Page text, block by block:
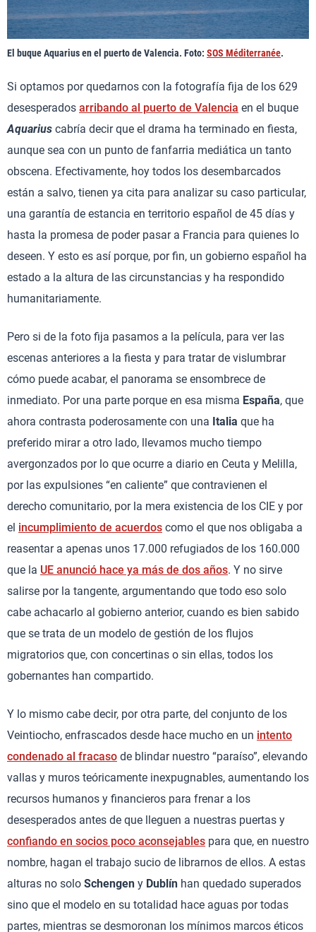
El buque Aquarius en el puerto de Valencia. Foto: SOS Méditerranée.
Si optamos por quedarnos con la fotografía fija de los 629
desesperados arribando al puerto de Valencia en el buque
Aquarius cabría decir que el drama ha terminado en fiesta,
aunque sea con un punto de fanfarria mediática un tanto
obscena. Efectivamente, hoy todos los desembarcados
están a salvo, tienen ya cita para analizar su caso particular,
una garantía de estancia en territorio español de 45 días y
hasta la promesa de poder pasar a Francia para quienes lo
deseen. Y esto es así porque, por fin, un gobierno español ha
estado a la altura de las circunstancias y ha respondido
humanitariamente.
Pero si de la foto fija pasamos a la película, para ver las
escenas anteriores a la fiesta y para tratar de vislumbrar
cómo puede acabar, el panorama se ensombrece de
inmediato. Por una parte porque en esa misma España, que
ahora contrasta poderosamente con una Italia que ha
preferido mirar a otro lado, llevamos mucho tiempo
avergonzados por lo que ocurre a diario en Ceuta y Melilla,
por las expulsiones “en caliente” que contravienen el
derecho comunitario, por la mera existencia de los CIE y por
el incumplimiento de acuerdos como el que nos obligaba a
reasentar a apenas unos 17.000 refugiados de los 160.000
que la UE anunció hace ya más de dos años. Y no sirve
salirse por la tangente, argumentando que todo eso solo
cabe achacarlo al gobierno anterior, cuando es bien sabido
que se trata de un modelo de gestión de los flujos
migratorios que, con concertinas o sin ellas, todos los
gobernantes han compartido.
Y lo mismo cabe decir, por otra parte, del conjunto de los
Veintiocho, enfrascados desde hace mucho en un intento
condenado al fracaso de blindar nuestro “paraíso”, elevando
vallas y muros teóricamente inexpugnables, aumentando los
recursos humanos y financieros para frenar a los
desesperados antes de que lleguen a nuestras puertas y
confiando en socios poco aconsejables para que, en nuestro
nombre, hagan el trabajo sucio de librarnos de ellos. A estas
alturas no solo Schengen y Dublín han quedado superados
sino que el modelo en su totalidad hace aguas por todas
partes, mientras se desmoronan los mínimos marcos éticos